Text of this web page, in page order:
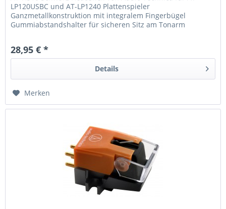
LP120USBC und AT-LP1240 Plattenspieler
Ganzmetallkonstruktion mit integralem Fingerbügel
Gummiabstandshalter für sicheren Sitz am Tonarm
28,95 € *
Details
Merken